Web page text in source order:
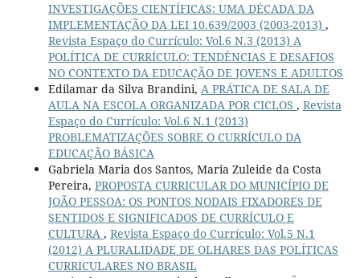
INVESTIGAÇÕES CIENTÍFICAS: UMA DÉCADA DA
IMPLEMENTAÇÃO DA LEI 10.639/2003 (2003-2013) ,
Revista Espaço do Currículo: Vol.6 N.3 (2013) A
POLÍTICA DE CURRÍCULO: TENDÊNCIAS E DESAFIOS
NO CONTEXTO DA EDUCAÇÃO DE JOVENS E ADULTOS
Edilamar da Silva Brandini, A PRÁTICA DE SALA DE
AULA NA ESCOLA ORGANIZADA POR CICLOS , Revista
Espaço do Currículo: Vol.6 N.1 (2013)
PROBLEMATIZAÇÕES SOBRE O CURRÍCULO DA
EDUCAÇÃO BÁSICA
Gabriela Maria dos Santos, Maria Zuleide da Costa
Pereira, PROPOSTA CURRICULAR DO MUNICÍPIO DE
JOÃO PESSOA: OS PONTOS NODAIS FIXADORES DE
SENTIDOS E SIGNIFICADOS DE CURRÍCULO E
CULTURA , Revista Espaço do Currículo: Vol.5 N.1
(2012) A PLURALIDADE DE OLHARES DAS POLÍTICAS
CURRICULARES NO BRASIL